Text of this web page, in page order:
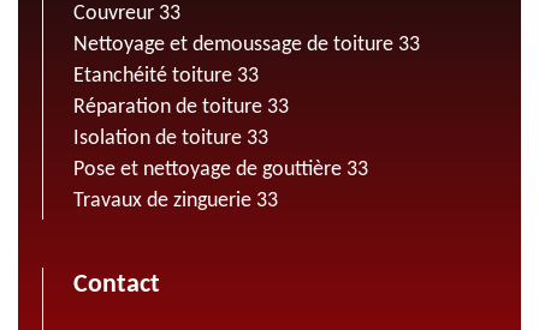
Couvreur 33
Nettoyage et demoussage de toiture 33
Etanchéité toiture 33
Réparation de toiture 33
Isolation de toiture 33
Pose et nettoyage de gouttière 33
Travaux de zinguerie 33
Contact